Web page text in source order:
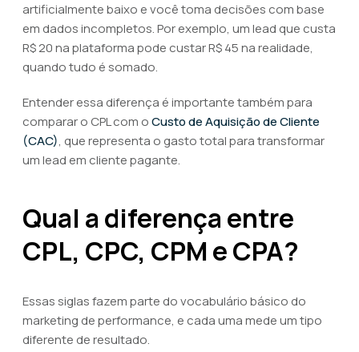
artificialmente baixo e você toma decisões com base
em dados incompletos. Por exemplo, um lead que custa
R$ 20 na plataforma pode custar R$ 45 na realidade,
quando tudo é somado.
Entender essa diferença é importante também para
comparar o CPL com oCusto de Aquisição de Cliente
(CAC), que representa o gasto total para transformar
um lead em cliente pagante.
Qual a diferença entre
CPL, CPC, CPM e CPA?
Essas siglas fazem parte do vocabulário básico do
marketing de performance, e cada uma mede um tipo
diferente de resultado.